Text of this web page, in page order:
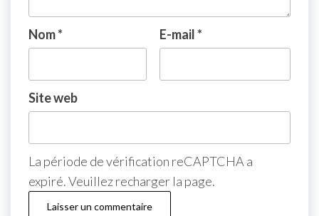
Nom* E-mail*
Site web
La période de vérification reCAPTCHA a
expiré. Veuillez recharger la page.